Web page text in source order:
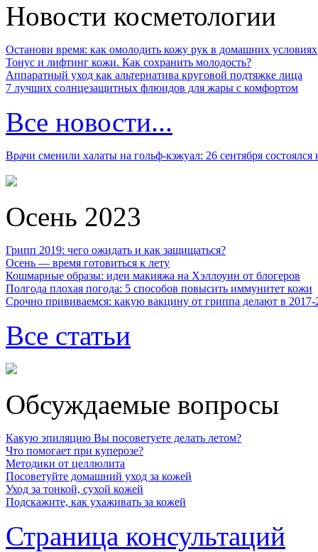
Новости косметологии
Останови время: как омолодить кожу рук в домашних условиях
Тонус и лифтинг кожи. Как сохранить молодость?
Аппаратный уход как альтернатива круговой подтяжке лица
7 лучших солнцезащитных флюидов для жары с комфортом
Все новости...
Врачи сменили халаты на гольф-кэжуал: 26 сентября
Осень 2023
Грипп 2019: чего ожидать и как защищаться?
Осень — время готовиться к лету
Кошмарные образы: идеи макияжа на Хэллоуин от блогеров
Полгода плохая погода: 5 способов повысить иммунитет кожи
Срочно прививаемся: какую вакцину от гриппа делают в 2017-
Все статьи
Обсуждаемые вопросы
Какую эпиляцию Вы посоветуете делать летом?
Что помогает при куперозе?
Методики от целлюлита
Посоветуйте домашний уход за кожей
Уход за тонкой, сухой кожей
Подскажите, как ухаживать за кожей
Страница консультаций